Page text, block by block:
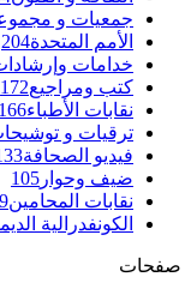
جمعيات و
الأمم المتحدة204
خدامات
كتب ومراجيع172
نقابات الأطباء166
ترقيات و
فيديو الصحافة
ضيف وحوار 105
نقابات المحامين
الكونفدرالية
صفحات